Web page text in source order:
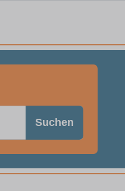
Suchen